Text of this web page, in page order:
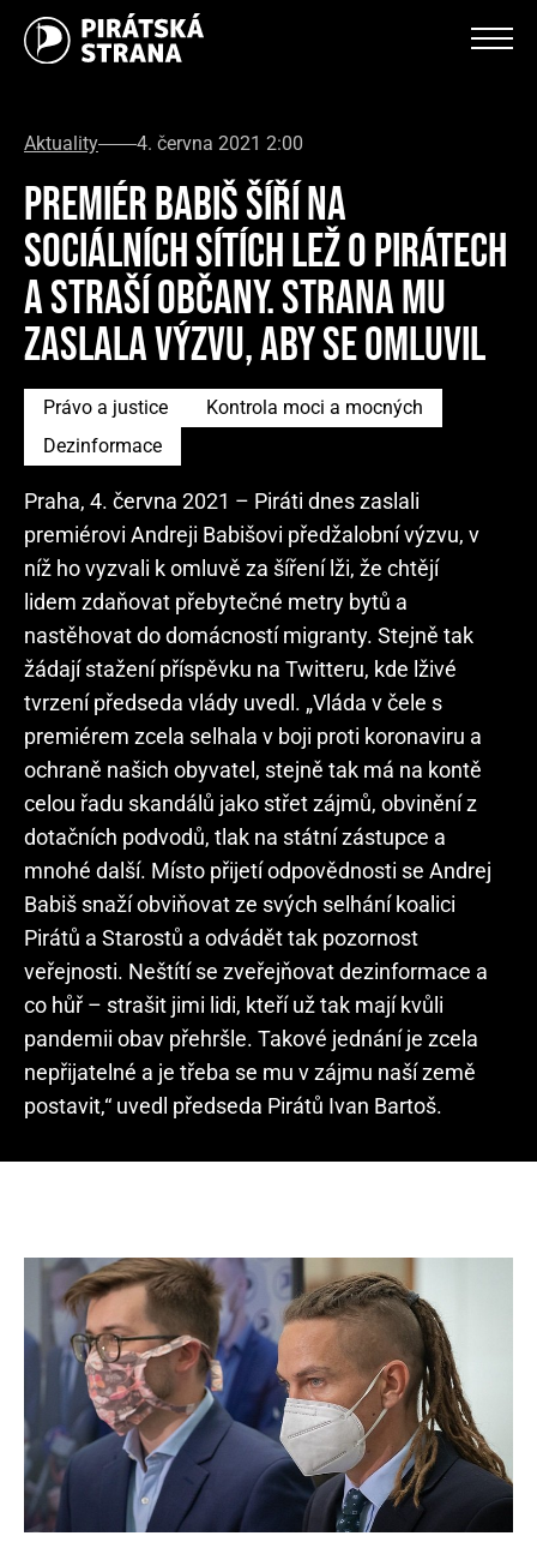
Aktuality 4. června 2021 2:00
PREMIÉR BABIŠ ŠÍŘÍ NA
SOCIÁLNÍCH SÍTÍCH LEŽ O PIRÁTECH
A STRAŠÍ OBČANY. STRANA MU
ZASLALA VÝZVU, ABY SE OMLUVIL
Právo a justice
Kontrola moci a mocných
Dezinformace
Praha, 4. června 2021 – Piráti dnes zaslali
premiérovi Andreji Babišovi předžalobní výzvu, v
níž ho vyzvali k omluvě za šíření lži, že chtějí
lidem zdaňovat přebytečné metry bytů a
nastěhovat do domácností migranty. Stejně tak
žádají stažení příspěvku na Twitteru, kde lživé
tvrzení předseda vlády uvedl. „Vláda v čele s
premiérem zcela selhala v boji proti koronaviru a
ochraně našich obyvatel, stejně tak má na kontě
celou řadu skandálů jako střet zájmů, obvinění z
dotačních podvodů, tlak na státní zástupce a
mnohé další. Místo přijetí odpovědnosti se Andrej
Babiš snaží obviňovat ze svých selhání koalici
Pirátů a Starostů a odvádět tak pozornost
veřejnosti. Neštítí se zveřejňovat dezinformace a
co hůř – strašit jimi lidi, kteří už tak mají kvůli
pandemii obav přehršle. Takové jednání je zcela
nepřijatelné a je třeba se mu v zájmu naší země
postavit,“ uvedl předseda Pirátů Ivan Bartoš.